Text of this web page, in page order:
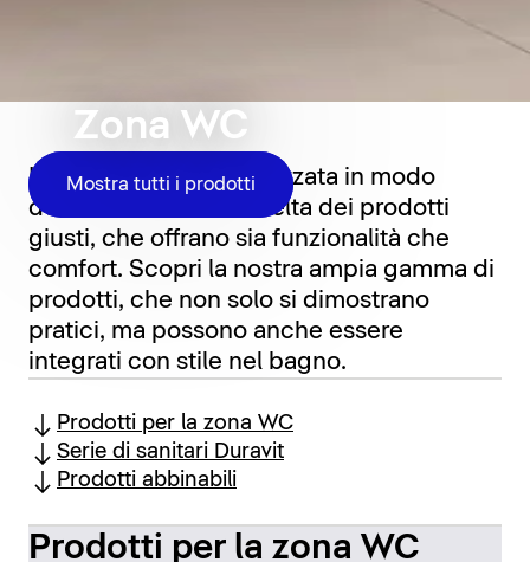
Zona WC
Mostra tutti i prodotti
La zona WC è caratterizzata in modo
determinante dalla scelta dei prodotti
giusti, che offrano sia funzionalità che
comfort. Scopri la nostra ampia gamma di
prodotti, che non solo si dimostrano
pratici, ma possono anche essere
integrati con stile nel bagno.
Prodotti per la zona WC
Serie di sanitari Duravit
Prodotti abbinabili
Prodotti per la zona WC